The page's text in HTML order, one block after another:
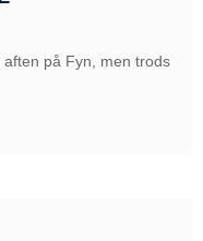
på Fyn, men trods